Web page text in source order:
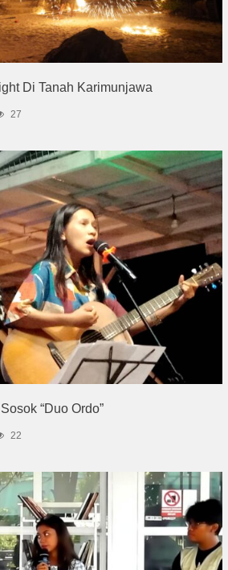
Di Tanah Karimunjawa
27
“Duo Ordo”
22